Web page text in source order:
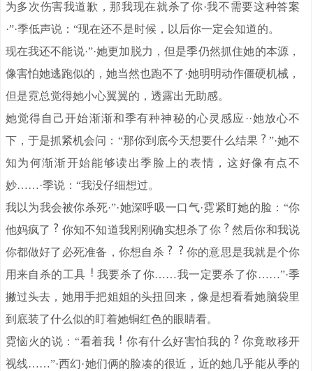
为多次伤害我道歉，那我现在就杀了你·我不需要这种答案
·”·季低声说：“现在还不是时候，以后你一定会知道的。
现在我还不能说·”·她更加脱力，但是季仍然抓住她的本源，
像害怕她逃跑似的，她当然也跑不了·她明明动作僵硬机械，
但是霓总觉得她小心翼翼的，透露出无助感。
她觉得自己开始渐渐和季有种神秘的心灵感应··她放心不
下，于是抓紧机会问：“那你到底今天想要什么结果
”·她不
知为何渐渐开始能够读出季脸上的表情，这好像有点不
妙……·季说：“我没仔细想过。
我以为我会被你杀死·”·她深呼吸一口气·霓紧盯她的脸：“你
他妈疯了
你知不知道我刚刚确实想杀了你
然后你和我说
你都做好了必死准备，你想自杀
你的意思是我就是个你
用来自杀的工具
我要杀了你……我一定要杀了你……”·季
撇过头去，她用手把姐姐的头扭回来，像是想看看她脑袋里
到底装了什么似的盯着她铜红色的眼睛看。
霓恼火的说：“看着我
你有什么好害怕我的
你竟敢移开
视线……”·西幻·她们俩的脸凑的很近，近的她几乎能从季的